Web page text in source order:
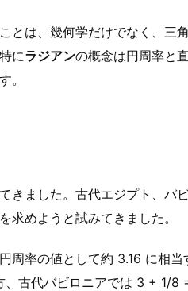
とは、幾何学だけでなく、三
にラジアンの概念は円周率と
。
きました。古代エジプト、バ
求めようと試みてきました。
周率の値として約 3.16 に相当
古代バビロニアでは 3 + 1/8